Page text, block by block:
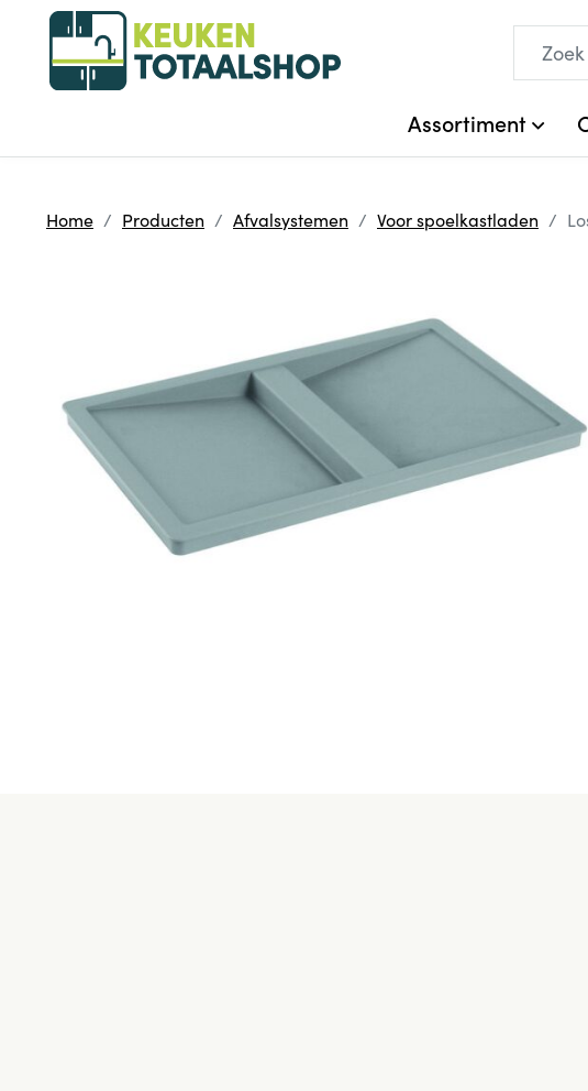
Assortiment
Home Producten Afvalsystemen Voor spoelkastladen